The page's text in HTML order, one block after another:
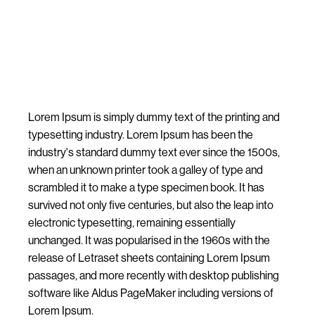
Lorem Ipsum is simply dummy text of the printing and
typesetting industry. Lorem Ipsum has been the
industry's standard dummy text ever since the 1500s,
when an unknown printer took a galley of type and
scrambled it to make a type specimen book. It has
survived not only five centuries, but also the leap into
electronic typesetting, remaining essentially
unchanged. It was popularised in the 1960s with the
release of Letraset sheets containing Lorem Ipsum
passages, and more recently with desktop publishing
software like Aldus PageMaker including versions of
Lorem Ipsum.